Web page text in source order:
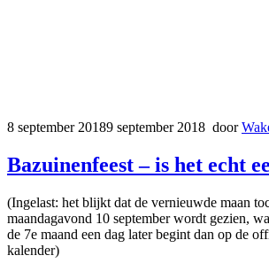
8 september 20189 september 2018 door
Bazuinenfeest – is het echt
(Ingelast: het blijkt dat de vernieuwde maan
maandagavond 10 september wordt gezien,
de 7e maand een dag later begint dan op de
kalender)